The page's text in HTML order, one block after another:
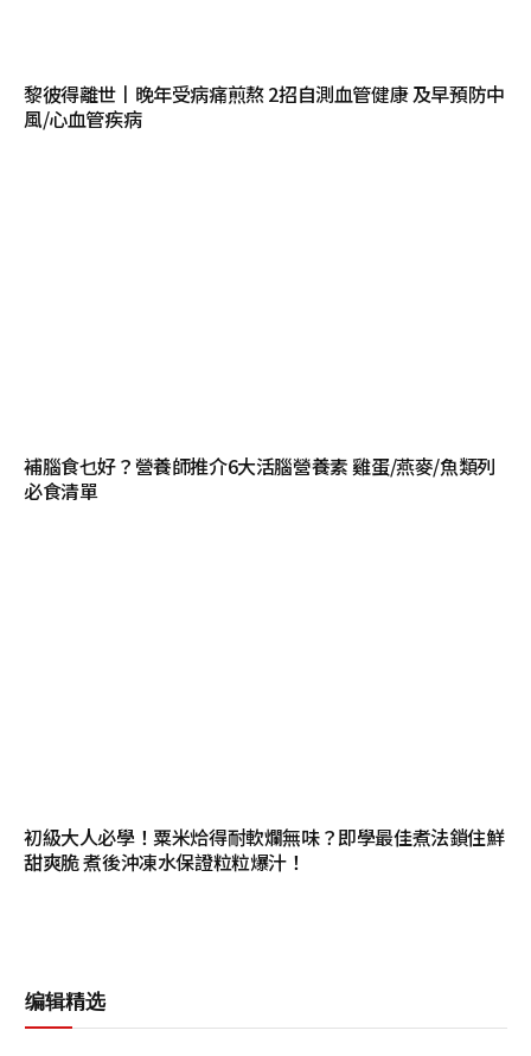
黎彼得離世丨晚年受病痛煎熬 2招自測血管健康 及早預防中
風/心血管疾病
補腦食乜好？營養師推介6大活腦營養素 雞蛋/燕麥/魚類列
必食清單
初級大人必學！粟米烚得耐軟爛無味？即學最佳煮法鎖住鮮
甜爽脆 煮後沖凍水保證粒粒爆汁！
编辑精选